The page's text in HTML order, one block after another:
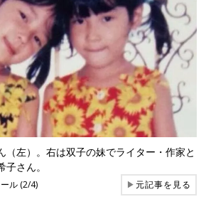
（左）。右は双子の妹でライター・作家と
さん。
ル (2/4) ▶元記事を見る